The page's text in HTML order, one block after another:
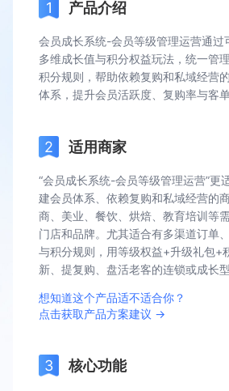
产品介绍
会员成长系统-会员等级管理运营通过
多维成长值与积分权益玩法，统一管
积分规则，帮助依赖复购和私域经营
体系，提升会员活跃度、复购率与客单
适用商家
“会员成长系统-会员等级管理运营”更
建会员体系、依赖复购和私域经营的
商、美业、餐饮、烘焙、教育培训等
门店和品牌。尤其适合有多渠道订单
与积分规则，用等级权益+升级礼包+
新、提复购、盘活老客的连锁或成长型
想知道这个产品适不适合你？
点击获取产品方案建议 →
核心功能